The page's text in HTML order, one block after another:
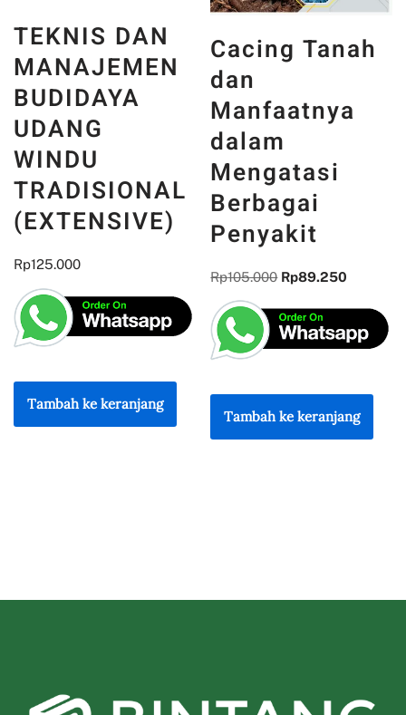
TEKNIS DAN
MANAJEMEN
BUDIDAYA
UDANG
WINDU
TRADISIONAL
(EXTENSIVE)
Rp125.000
Tambah ke keranjang
Cacing Tanah
dan
Manfaatnya
dalam
Mengatasi
Berbagai
Penyakit
Rp105.000 Rp89.250
Tambah ke keranjang